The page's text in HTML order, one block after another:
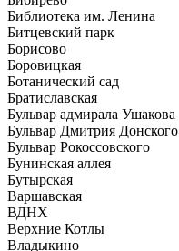
Библиотека им. Ленина
Битцевский парк
Борисово
Боровицкая
Ботанический сад
Братиславская
Бульвар адмирала Ушакова
Бульвар Дмитрия Донского
Бульвар Рокоссовского
Бунинская аллея
Бутырская
Варшавская
ВДНХ
Верхние Котлы
Владыкино